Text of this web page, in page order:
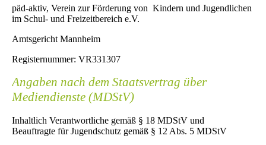
päd-aktiv, Verein zur Förderung von Kindern und Jugendlichen
im Schul- und Freizeitbereich e.V.
Amtsgericht Mannheim
Registernummer: VR331307
Angaben nach dem Staatsvertrag über
Mediendienste (MDStV)
Inhaltlich Verantwortliche gemäß § 18 MDStV und
Beauftragte für Jugendschutz gemäß § 12 Abs. 5 MDStV